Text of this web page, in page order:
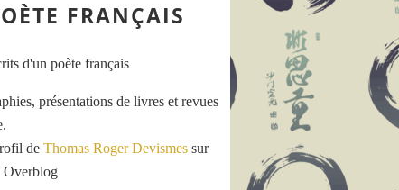
FRANÇAIS
présentations de livres et revues
de Thomas Roger Devismes sur
Overblog